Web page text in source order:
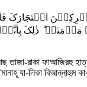
اسۡتَجَارَکَ
مَاۡمَنَہٗ ؕ ذٰلِکَ
তাজা-রাকা ফাআজিরহু
যা-লিকা বিআন্নাহুম